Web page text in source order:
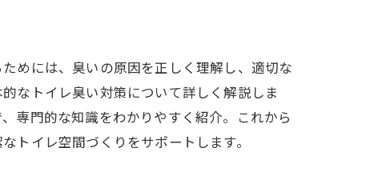
めには、臭いの原因を正しく理解し、適切な
なトイレ臭い対策について詳しく解説しま
専門的な知識をわかりやすく紹介。これから
トイレ空間づくりをサポートします。